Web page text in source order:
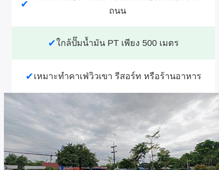
✔
ถนน
✔ใกล้ปั๊มน้ำมัน PT เพียง 500 เมตร
✔เหมาะทำคาเฟ่วิวเขา รีสอร์ท หรือร้านอาหาร